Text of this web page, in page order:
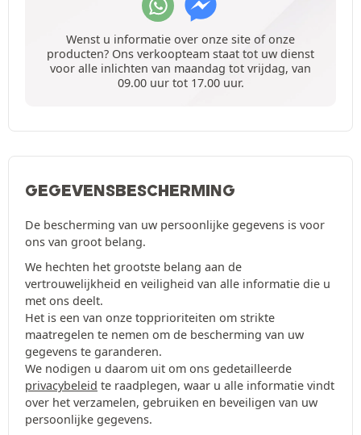
Wenst u informatie over onze site of onze
producten? Ons verkoopteam staat tot uw dienst
voor alle inlichten van maandag tot vrijdag, van
09.00 uur tot 17.00 uur.
GEGEVENSBESCHERMING
De bescherming van uw persoonlijke gegevens is voor
ons van groot belang.
We hechten het grootste belang aan de
vertrouwelijkheid en veiligheid van alle informatie die u
met ons deelt.
Het is een van onze topprioriteiten om strikte
maatregelen te nemen om de bescherming van uw
gegevens te garanderen.
We nodigen u daarom uit om ons gedetailleerde
privacybeleid te raadplegen, waar u alle informatie vindt
over het verzamelen, gebruiken en beveiligen van uw
persoonlijke gegevens.